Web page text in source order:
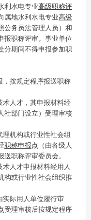
利水电专业高级职称评
属地水利水电专业高级
公务员法管理人员）和
报职称评审。事业单位
分期间不得申报参加职
，按规定程序报送职称
术人才，其申报材料经
社部门设立）受理审核
机构或行业性社会组
职称申报 点（由各级人
送职称评审委员会。
人才申报材料经用人
构或行业性社会组织推
实际用人单位履行审
受理审核后按规定程序